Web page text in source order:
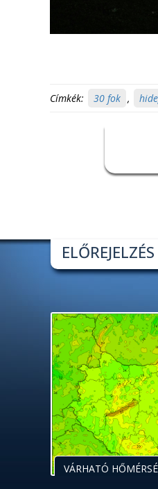
Címkék: 30 fok ,
ELŐREJELZÉS
VÁRHATÓ